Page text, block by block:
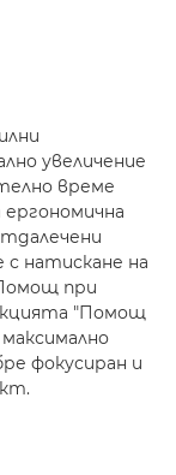
увеличение
време
с натискане на
при
"Помощ
фокусиран и